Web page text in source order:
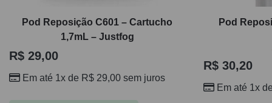
Pod Reposição C601 – Cartucho
1,7mL – Justfog
R$ 29,00
Em até 1x de R$ 29,00 sem juros
Pod
R$ 30,20
Em até 1x